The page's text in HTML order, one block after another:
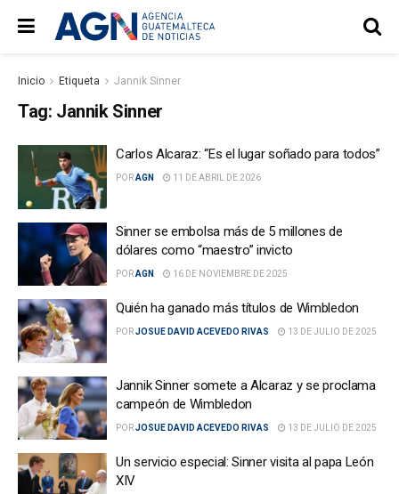
Inicio Etiqueta Jannik Sinner
Tag: Jannik Sinner
Carlos Alcaraz: “Es el lugar soñado para todos”
PORAGN 11 DE ABRIL DE 2026
Sinner se embolsa más de 5 millones de
dólares como “maestro” invicto
PORAGN 16 DE NOVIEMBRE DE 2025
Quién ha ganado más títulos de Wimbledon
PORJOSUE DAVID ACEVEDO RIVAS 13 DE JULIO DE 2025
Jannik Sinner somete a Alcaraz y se proclama
campeón de Wimbledon
PORJOSUE DAVID ACEVEDO RIVAS 13 DE JULIO DE 2025
Un servicio especial: Sinner visita al papa León
XIV